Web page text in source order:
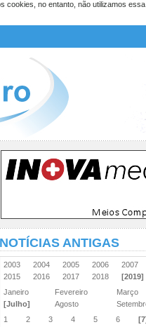
cookies, no entanto, não utilizamos
NOTÍCIAS ANTIGAS
2003 2004 2005 2006
2007
2015
2016 2017 2018
[2019]
Janeiro
Fevereiro
Março
[Julho]
Agosto
1
2 3 4 5 6